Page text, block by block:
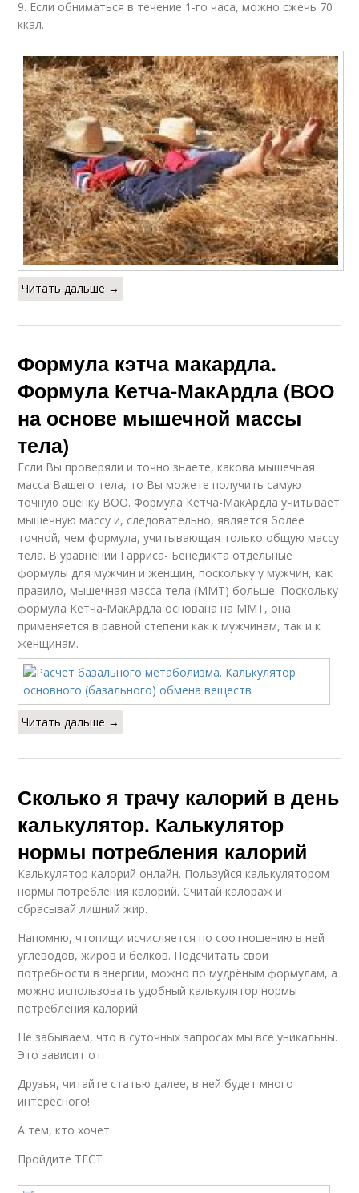
9. Если обниматься в течение 1-го часа, можно сжечь 70
ккал.
Читать дальше →
Формула кэтча макардла.
Формула Кетча-МакАрдла (ВОО
на основе мышечной массы
тела)
Если Вы проверяли и точно знаете, какова мышечная
масса Вашего тела, то Вы можете получить самую
точную оценку ВОО. Формула Кетча-МакАрдла учитывает
мышечную массу и, следовательно, является более
точной, чем формула, учитывающая только общую массу
тела. В уравнении Гарриса- Бенедикта отдельные
формулы для мужчин и женщин, поскольку у мужчин, как
правило, мышечная масса тела (ММТ) больше. Поскольку
формула Кетча-МакАрдла основана на ММТ, она
применяется в равной степени как к мужчинам, так и к
женщинам.
Читать дальше →
Сколько я трачу калорий в день
калькулятор. Калькулятор
нормы потребления калорий
Калькулятор калорий онлайн. Пользуйся калькулятором
нормы потребления калорий. Считай калораж и
сбрасывай лишний жир.
Напомню, чтопищи исчисляется по соотношению в ней
углеводов, жиров и белков. Подсчитать свои
потребности в энергии, можно по мудрёным формулам, а
можно использовать удобный калькулятор нормы
потребления калорий.
Не забываем, что в суточных запросах мы все уникальны.
Это зависит от:
Друзья, читайте статью далее, в ней будет много
интересного!
А тем, кто хочет:
Пройдите ТЕСТ .